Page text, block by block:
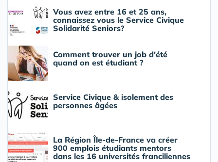
Vous avez entre 16 et 25 ans,
connaissez vous le Service Civique
Solidarité Seniors?
Comment trouver un job d'été
quand on est étudiant ?
Service Civique & isolement des
personnes âgées
La Région Île-de-France va créer
900 emplois étudiants mentors
dans les 16 universités franciliennes